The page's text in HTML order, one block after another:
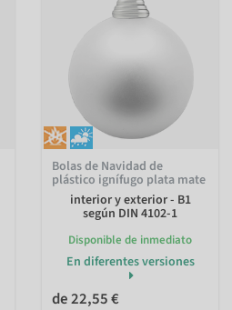
Bolas de Navidad de
plástico ignífugo plata mate
interior y exterior - B1
según DIN 4102-1
Disponible de inmediato
En diferentes versiones
de 22,55 €